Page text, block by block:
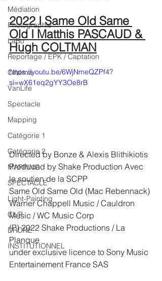
Médiation
Photographie
LaBo
Reportage / EPK / Captation
Cinéma
VanLife
Spectacle
Mapping
Catégorie 1
Catégorie 2
MAPPING
SPECTACLE
Light-Painting
CLiP
DRONE
INSTITUTIONNEL
2022 I Same Old Same
Old I Matthis PASCAUD &
Hugh COLTMAN
https://youtu.be/6WjNmeQZPf4?
si=wX61eq2gYY3Oe8rB
Directed by Bonze & Alexis Blithikiotis
Produced by Shake Production Avec
le soutien de la SCPP
Same Old Same Old (Mac Rebennack)
Warner Chappell Music / Cauldron
Music / WC Music Corp
(P) 2022 Shake Productions / La
Planque
under exclusive licence to Sony Music
Entertainement France SAS